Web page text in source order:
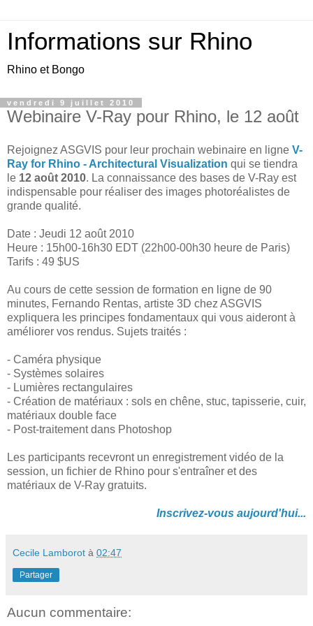
Informations sur Rhino
Rhino et Bongo
vendredi 9 juillet 2010
Webinaire V-Ray pour Rhino, le 12 août
Rejoignez ASGVIS pour leur prochain webinaire en ligne V-
Ray for Rhino - Architectural Visualization qui se tiendra
le 12 août 2010. La connaissance des bases de V-Ray est
indispensable pour réaliser des images photoréalistes de
grande qualité.
Date : Jeudi 12 août 2010
Heure : 15h00-16h30 EDT (22h00-00h30 heure de Paris)
Tarifs : 49 $US
Au cours de cette session de formation en ligne de 90
minutes, Fernando Rentas, artiste 3D chez ASGVIS
expliquera les principes fondamentaux qui vous aideront à
améliorer vos rendus. Sujets traités :
- Caméra physique
- Systèmes solaires
- Lumières rectangulaires
- Création de matériaux : sols en chêne, stuc, tapisserie, cuir,
matériaux double face
- Post-traitement dans Photoshop
Les participants recevront un enregistrement vidéo de la
session, un fichier de Rhino pour s'entraîner et des
matériaux de V-Ray gratuits.
Inscrivez-vous aujourd'hui...
Cecile Lamborot à 02:47
Partager
Aucun commentaire: